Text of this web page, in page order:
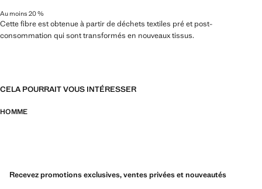
Au moins 20 %
Cette fibre est obtenue à partir de déchets textiles pré et post-
consommation qui sont transformés en nouveaux tissus.
CELA POURRAIT VOUS INTÉRESSER
HOMME
Recevez promotions exclusives, ventes privées et nouveautés